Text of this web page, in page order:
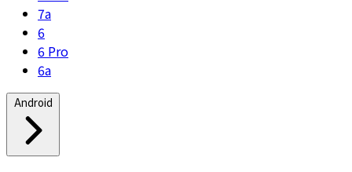
7a
6
6 Pro
6a
Android